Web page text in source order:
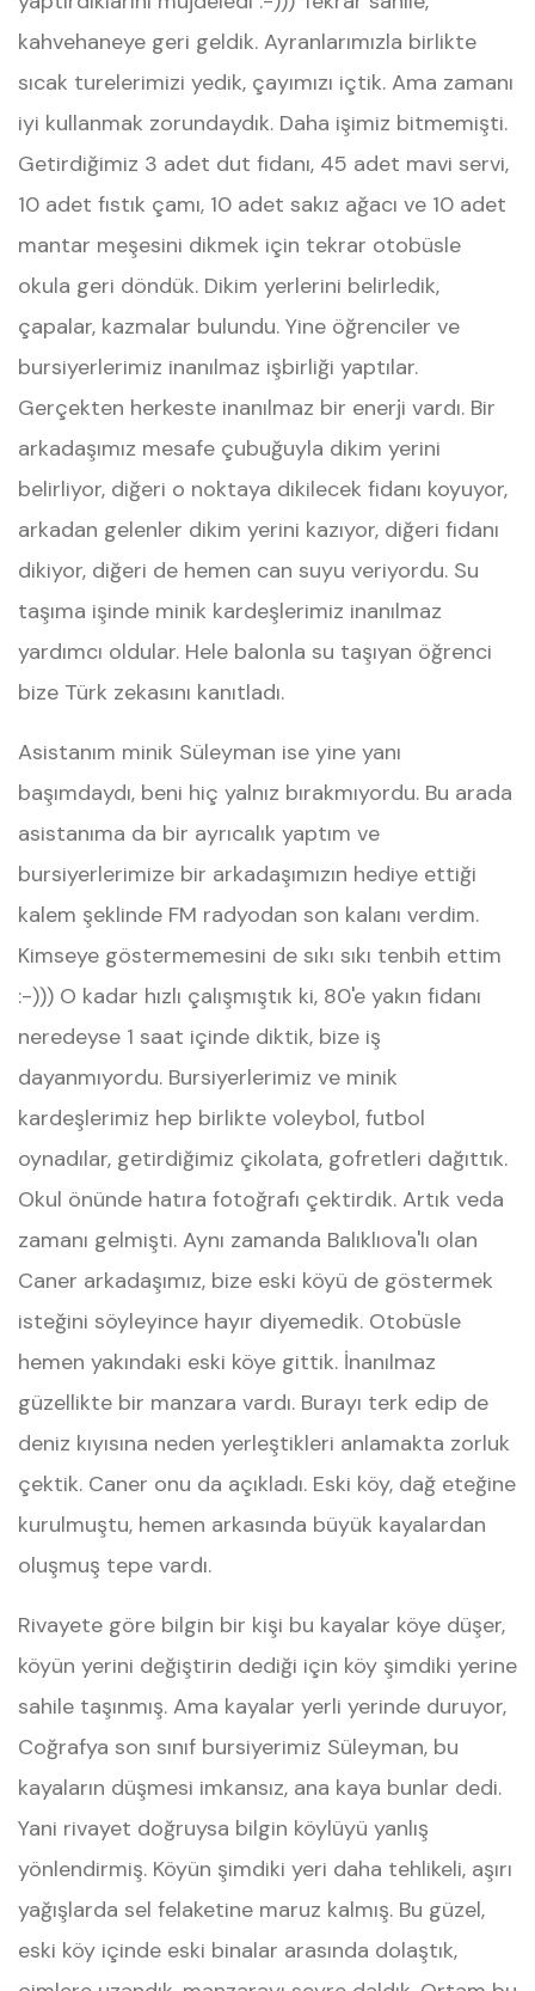
kahvehaneye geri geldik. Ayranlarımızla birlikte
sıcak turelerimizi yedik, çayımızı içtik. Ama zamanı
iyi kullanmak zorundaydık. Daha işimiz bitmemişti.
Getirdiğimiz 3 adet dut fidanı, 45 adet mavi servi,
10 adet fıstık çamı, 10 adet sakız ağacı ve 10 adet
mantar meşesini dikmek için tekrar otobüsle
okula geri döndük. Dikim yerlerini belirledik,
çapalar, kazmalar bulundu. Yine öğrenciler ve
bursiyerlerimiz inanılmaz işbirliği yaptılar.
Gerçekten herkeste inanılmaz bir enerji vardı. Bir
arkadaşımız mesafe çubuğuyla dikim yerini
belirliyor, diğeri o noktaya dikilecek fidanı koyuyor,
arkadan gelenler dikim yerini kazıyor, diğeri fidanı
dikiyor, diğeri de hemen can suyu veriyordu. Su
taşıma işinde minik kardeşlerimiz inanılmaz
yardımcı oldular. Hele balonla su taşıyan öğrenci
bize Türk zekasını kanıtladı.
Asistanım minik Süleyman ise yine yanı
başımdaydı, beni hiç yalnız bırakmıyordu. Bu arada
asistanıma da bir ayrıcalık yaptım ve
bursiyerlerimize bir arkadaşımızın hediye ettiği
kalem şeklinde FM radyodan son kalanı verdim.
Kimseye göstermemesini de sıkı sıkı tenbih ettim
:-))) O kadar hızlı çalışmıştık ki, 80'e yakın fidanı
neredeyse 1 saat içinde diktik, bize iş
dayanmıyordu. Bursiyerlerimiz ve minik
kardeşlerimiz hep birlikte voleybol, futbol
oynadılar, getirdiğimiz çikolata, gofretleri dağıttık.
Okul önünde hatıra fotoğrafı çektirdik. Artık veda
zamanı gelmişti. Aynı zamanda Balıklıova'lı olan
Caner arkadaşımız, bize eski köyü de göstermek
isteğini söyleyince hayır diyemedik. Otobüsle
hemen yakındaki eski köye gittik. İnanılmaz
güzellikte bir manzara vardı. Burayı terk edip de
deniz kıyısına neden yerleştikleri anlamakta zorluk
çektik. Caner onu da açıkladı. Eski köy, dağ eteğine
kurulmuştu, hemen arkasında büyük kayalardan
oluşmuş tepe vardı.
Rivayete göre bilgin bir kişi bu kayalar köye düşer,
köyün yerini değiştirin dediği için köy şimdiki yerine
sahile taşınmış. Ama kayalar yerli yerinde duruyor,
Coğrafya son sınıf bursiyerimiz Süleyman, bu
kayaların düşmesi imkansız, ana kaya bunlar dedi.
Yani rivayet doğruysa bilgin köylüyü yanlış
yönlendirmiş. Köyün şimdiki yeri daha tehlikeli, aşırı
yağışlarda sel felaketine maruz kalmış. Bu güzel,
eski köy içinde eski binalar arasında dolaştık,